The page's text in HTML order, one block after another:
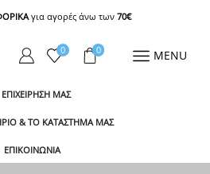
για αγορές άνω των 70€
0 0 MENU
ΜΑΣ
& ΤΟ ΚΑΤΑΣΤΗΜΑ ΜΑΣ
ΕΠΙΚΟΙΝΩΝΙΑ